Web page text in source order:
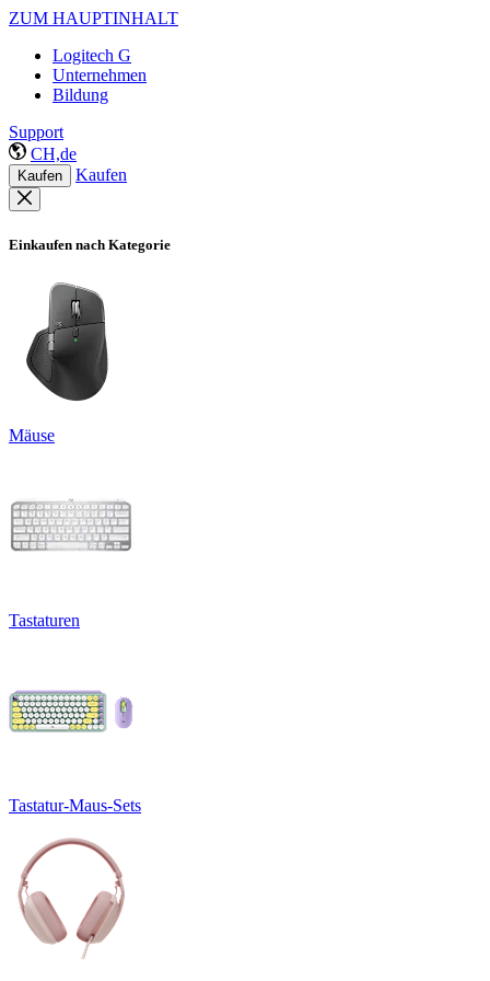
ZUM HAUPTINHALT
Logitech G
Unternehmen
Bildung
Support
CH,de
Kaufen Kaufen
Einkaufen nach Kategorie
Mäuse
Tastaturen
Tastatur-Maus-Sets